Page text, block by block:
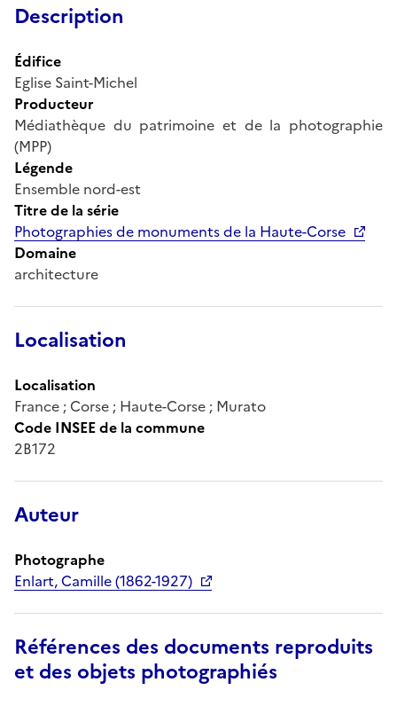
Description
Édifice
Eglise Saint-Michel
Producteur
Médiathèque du patrimoine et de la photographie
(MPP)
Légende
Ensemble nord-est
Titre de la série
Photographies de monuments de la Haute-Corse
Domaine
architecture
Localisation
Localisation
France ; Corse ; Haute-Corse ; Murato
Code INSEE de la commune
2B172
Auteur
Photographe
Enlart, Camille (1862-1927)
Références des documents reproduits
et des objets photographiés